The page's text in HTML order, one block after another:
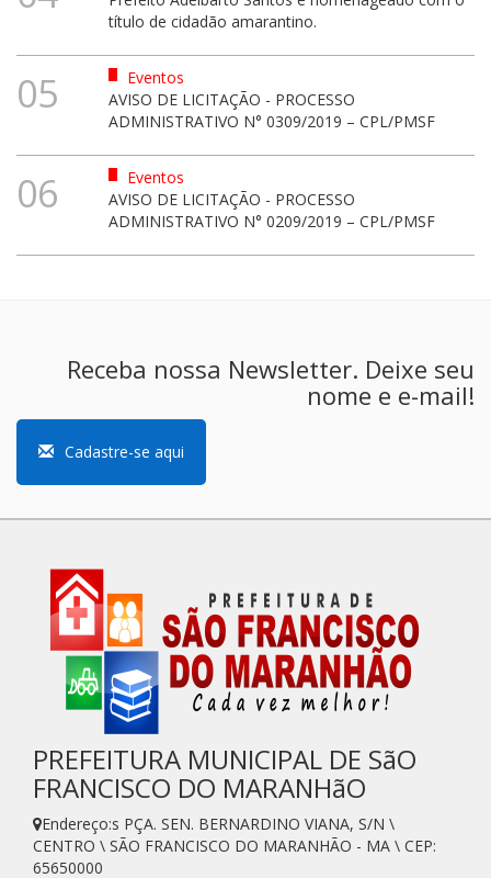
título de cidadão amarantino.
05
Eventos
AVISO DE LICITAÇÃO - PROCESSO
ADMINISTRATIVO N° 0309/2019 – CPL/PMSF
06
Eventos
AVISO DE LICITAÇÃO - PROCESSO
ADMINISTRATIVO N° 0209/2019 – CPL/PMSF
Receba nossa Newsletter. Deixe seu
nome e e-mail!
Cadastre-se aqui
PREFEITURA MUNICIPAL DE SãO
FRANCISCO DO MARANHãO
Endereço:s PÇA. SEN. BERNARDINO VIANA, S/N \
CENTRO \ SÃO FRANCISCO DO MARANHÃO - MA \ CEP:
65650000